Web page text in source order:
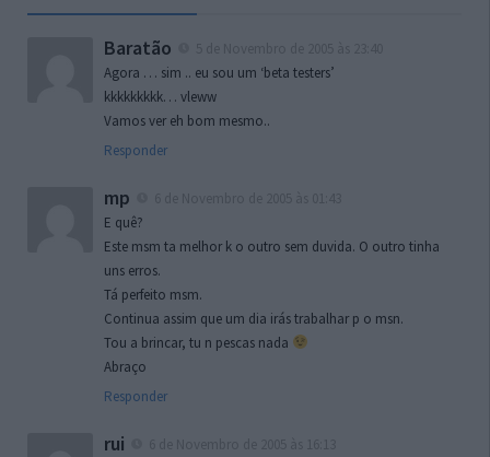
Baratão
Agora … sim .. eu sou um ‘beta testers’
kkkkkkkkk… vleww
Vamos ver eh bom mesmo..
Responder
mp
E quê?
Este msm ta melhor k o outro sem duvida. O outro tinha
uns erros.
Tá perfeito msm.
Continua assim que um dia irás trabalhar p o msn.
Tou a brincar, tu n pescas nada
Abraço
Responder
rui